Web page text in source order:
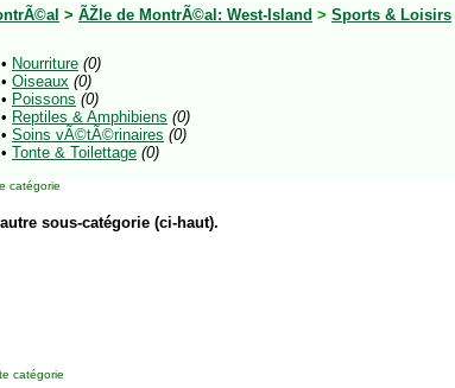
> ÃŽle de MontrÃ©al: West-Island > Sports & Loisirs
• Nourriture (0)
• Oiseaux (0)
• Poissons (0)
• Reptiles & Amphibiens (0)
• Soins vÃ©tÃ©rinaires (0)
• Tonte & Toilettage (0)
catégorie
sous-catégorie (ci-haut).
catégorie